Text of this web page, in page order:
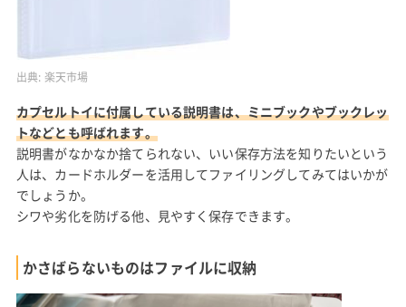
出典: 楽天市場
カプセルトイに付属している説明書は、ミニブックやブックレッ
トなどとも呼ばれます。
説明書がなかなか捨てられない、いい保存方法を知りたいという
人は、カードホルダーを活用してファイリングしてみてはいかが
でしょうか。
シワや劣化を防げる他、見やすく保存できます。
かさばらないものはファイルに収納